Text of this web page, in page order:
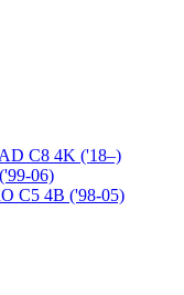
C8 4K ('18–)
06)
C5 4B ('98-05)